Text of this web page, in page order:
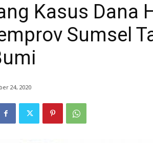
Kasus Dana
Sumsel
24, 2020